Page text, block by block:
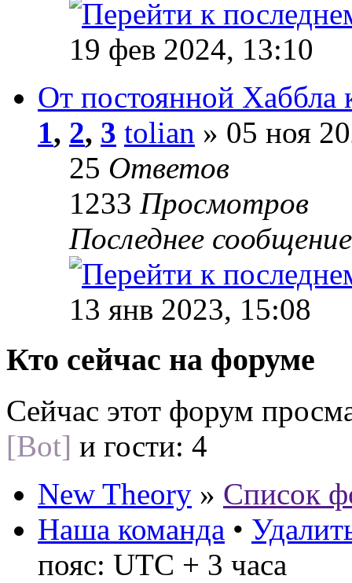
19 фев 2024, 13:10
От постоянной Хаббла
1, 2, 3 tolian » 05 ноя
25 Ответов
1233 Просмотров
Последнее
13 янв 2023, 15:08
Кто сейчас на форуме
Сейчас этот форум
[Bot] и гости: 4
New Theory » Список
Наша команда •
пояс: UTC + 3 часа